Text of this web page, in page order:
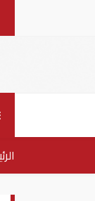
الوزاري في شأن